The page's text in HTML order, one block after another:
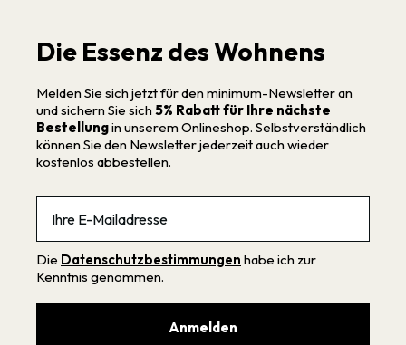
Die Essenz des Wohnens
Melden Sie sich jetzt für den minimum-Newsletter an
und sichern Sie sich 5% Rabatt für Ihre nächste
Bestellungin unserem Onlineshop. Selbstverständlich
können Sie den Newsletter jederzeit auch wieder
kostenlos abbestellen.
Die Datenschutzbestimmungen habe ich zur
Kenntnis genommen.
Anmelden